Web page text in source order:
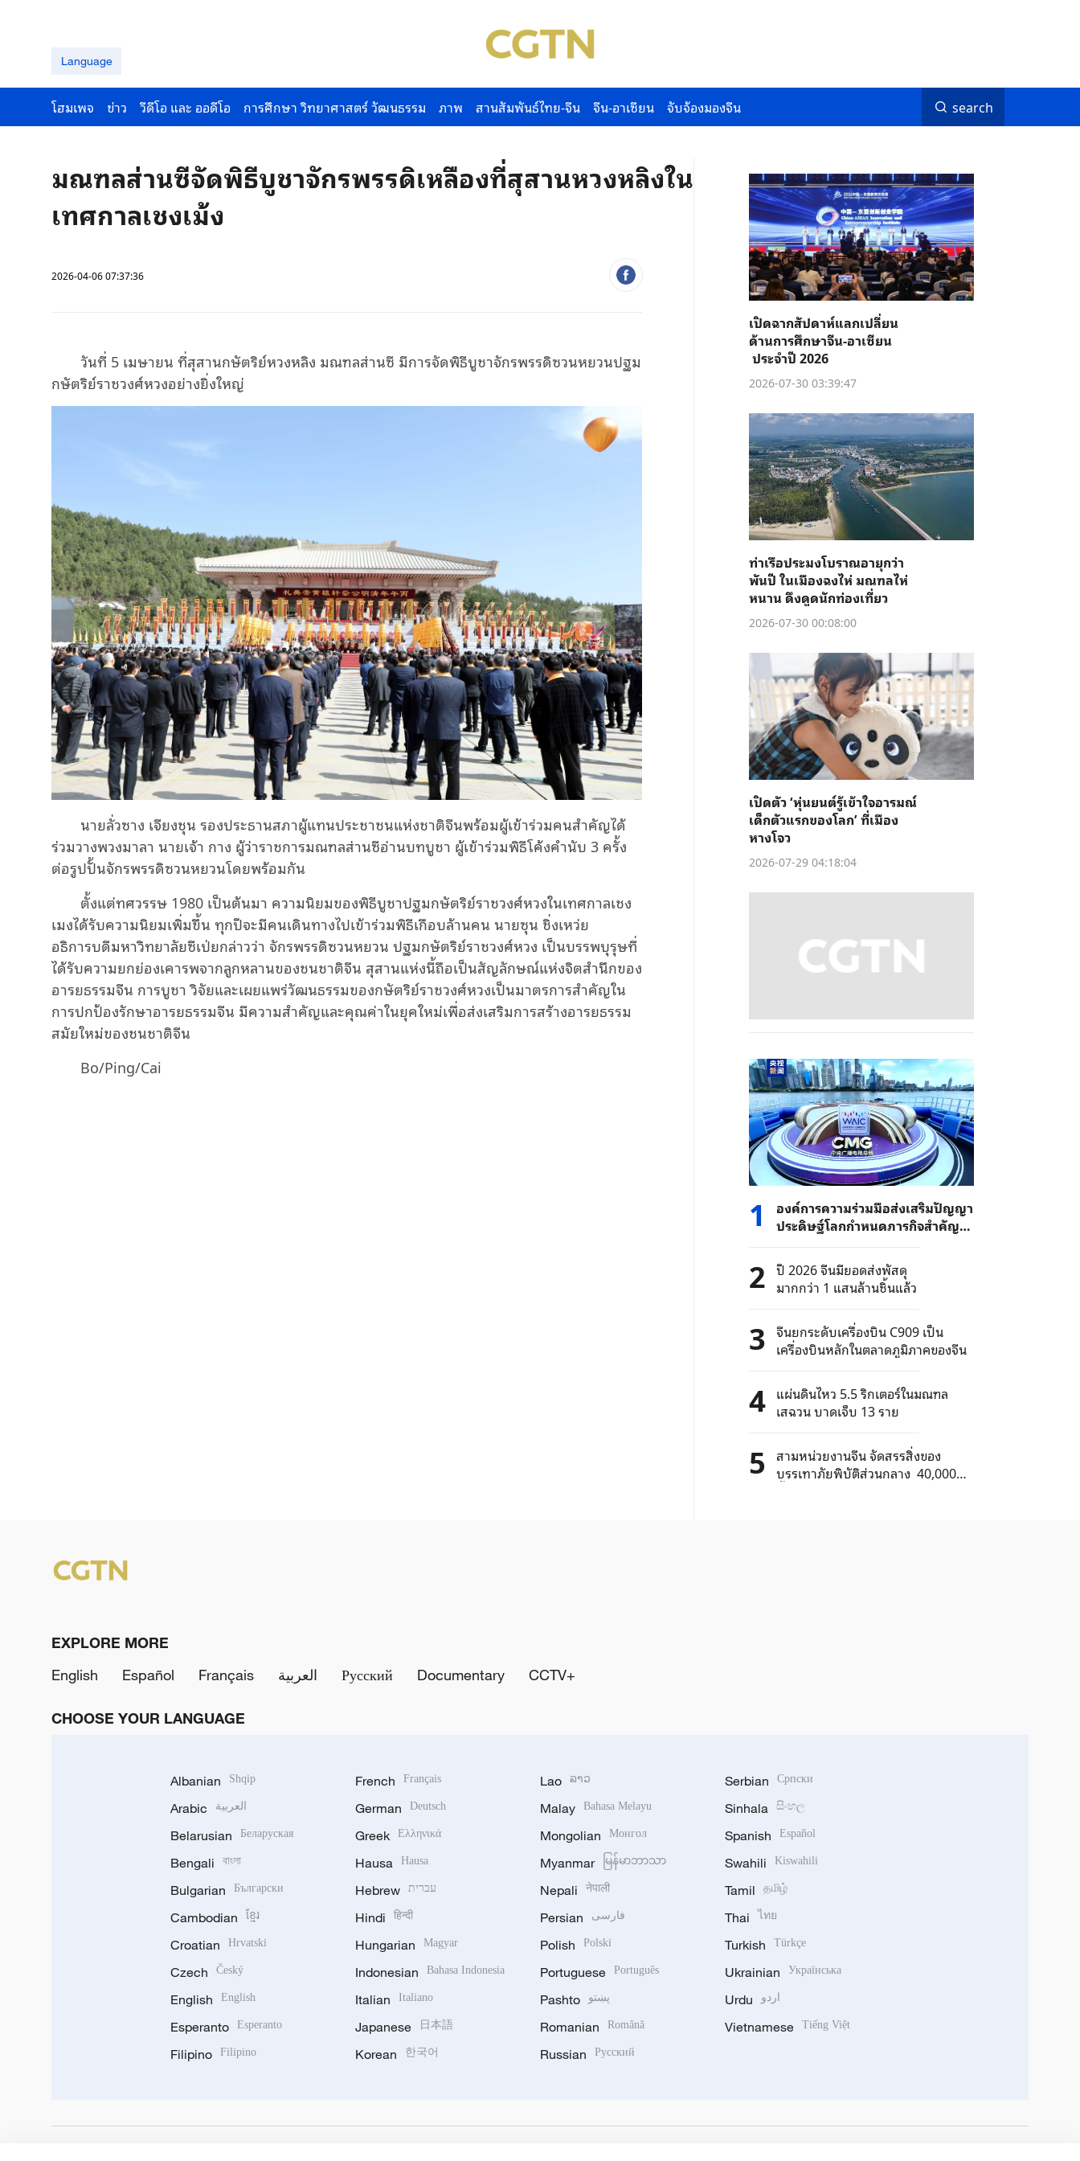
Language
โฮมเพจ ข่าว วีดีโอ และ ออดีโอ การศึกษา วิทยาศาสตร์ วัฒนธรรม ภาพ สานสัมพันธ์ไทย-จีน จีน-อาเซียน จับจ้องมองจีน search
มณฑลส่านซีจัดพิธีบูชาจักรพรรดิเหลืองที่สุสานหวงหลิงใน
เทศกาลเชงเม้ง
2026-04-06 07:37:36
วันที่ 5 เมษายน ที่สุสานกษัตริย์หวงหลิง มณฑลส่านซี มีการจัดพิธีบูชาจักรพรรดิซวนหยวนปฐม
กษัตริย์ราชวงศ์หวงอย่างยิ่งใหญ่
นายลั่วซาง เจียงชุน รองประธานสภาผู้แทนประชาชนแห่งชาติจีนพร้อมผู้เข้าร่วมคนสำคัญได้
ร่วมวางพวงมาลา นายเจ้า กาง ผู้ว่าราชการมณฑลส่านซีอ่านบทบูชา ผู้เข้าร่วมพิธีโค้งคำนับ 3 ครั้ง
ต่อรูปปั้นจักรพรรดิซวนหยวนโดยพร้อมกัน
ตั้งแต่ทศวรรษ 1980 เป็นต้นมา ความนิยมของพิธีบูชาปฐมกษัตริย์ราชวงศ์หวงในเทศกาลเชง
เมงได้รับความนิยมเพิ่มขึ้น ทุกปีจะมีคนเดินทางไปเข้าร่วมพิธีเกือบล้านคน นายซุน ชิ่งเหว่ย
อธิการบดีมหาวิทยาลัยซีเป่ยกล่าวว่า จักรพรรดิซวนหยวน ปฐมกษัตริย์ราชวงศ์หวง เป็นบรรพบุรุษที่
ได้รับความยกย่องเคารพจากลูกหลานของชนชาติจีน สุสานแห่งนี้ถือเป็นสัญลักษณ์แห่งจิตสำนึกของ
อารยธรรมจีน การบูชา วิจัยและเผยแพร่วัฒนธรรมของกษัตริย์ราชวงศ์หวงเป็นมาตรการสำคัญใน
การปกป้องรักษาอารยธรรมจีน มีความสำคัญและคุณค่าในยุคใหม่เพื่อส่งเสริมการสร้างอารยธรรม
สมัยใหม่ของชนชาติจีน
Bo/Ping/Cai
เปิดฉากสัปดาห์แลกเปลี่ยน
ด้านการศึกษาจีน-อาเซียน
ประจำปี 2026
2026-07-30 03:39:47
ท่าเรือประมงโบราณอายุกว่า
พันปี ในเมืองฉงไห่ มณฑลไห่
หนาน ดึงดูดนักท่องเที่ยว
2026-07-30 00:08:00
เปิดตัว ‘หุ่นยนต์รู้เข้าใจอารมณ์
เด็กตัวแรกของโลก’ ที่เมือง
หางโจว
2026-07-29 04:18:04
1
องค์การความร่วมมือส่งเสริมปัญญา
ประดิษฐ์โลกกำหนดภารกิจสำคัญ
สามด้านในอนาคต
2 ปี 2026 จีนมียอดส่งพัสดุ
มากกว่า 1 แสนล้านชิ้นแล้ว
3 จีนยกระดับเครื่องบิน C909 เป็น
เครื่องบินหลักในตลาดภูมิภาคของจีน
4 แผ่นดินไหว 5.5 ริกเตอร์ในมณฑล
เสฉวน บาดเจ็บ 13 ราย
5
สามหน่วยงานจีน จัดสรรสิ่งของ
บรรเทาภัยพิบัติส่วนกลาง 40,000
EXPLORE MORE
English
Español Français العربية Русский Documentary CCTV+
CHOOSE YOUR LANGUAGE
Albanian Shqip
Arabic العربية
Belarusian Беларуская
Bengali বাংলা
Bulgarian Български
Cambodian ខ្មែរ
Croatian Hrvatski
Czech Český
English English
Esperanto Esperanto
Filipino Filipino
French Français
German Deutsch
Greek Ελληνικά
Hausa Hausa
Hebrew עברית
Hindi हिन्दी
Hungarian Magyar
Indonesian Bahasa Indonesia
Italian Italiano
Japanese 日本語
Korean 한국어
Lao ລາວ
Malay Bahasa Melayu
Mongolian Монгол
Myanmar မြန်မာဘာသာ
Nepali नेपाली
Persian فارسی
Polish Polski
Portuguese Português
Pashto پښتو
Romanian Română
Russian Русский
Serbian Српски
Sinhala සිංහල
Spanish Español
Swahili Kiswahili
Tamil தமிழ்
Thai ไทย
Turkish Türkçe
Ukrainian Українська
Urdu اردو
Vietnamese Tiếng Việt